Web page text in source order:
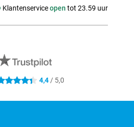
Klantenserviceopen tot 23.59 uur
sterren 4,4 / 5,0